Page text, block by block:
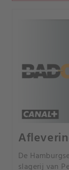
De
slagerij van